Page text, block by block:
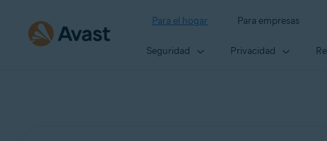
Para el hogar Para empresas
Seguridad Privacidad